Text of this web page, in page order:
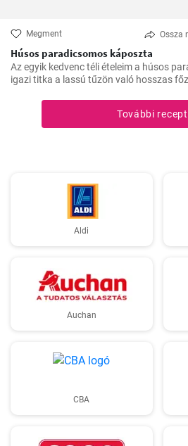
Megment Ossza
Húsos paradicsomos káposzta
Az egyik kedvenc téli ételeim a húsos
igazi titka a lassú tűzön való hosszas
Számtalanszor elkészítettem már, és
finomabb lesz, ezért a hétvégi ebédekre
További
Aldi
Auchan
CBA